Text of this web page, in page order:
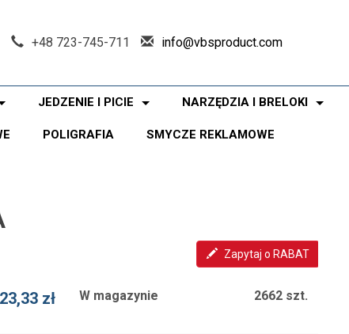
+48 723-745-711 info@vbsproduct.com
JEDZENIE I PICIE NARZĘDZIA I BRELOKI
POLIGRAFIA SMYCZE REKLAMOWE
Zapytaj o RABAT
23,33 zł W magazynie 2662 szt.